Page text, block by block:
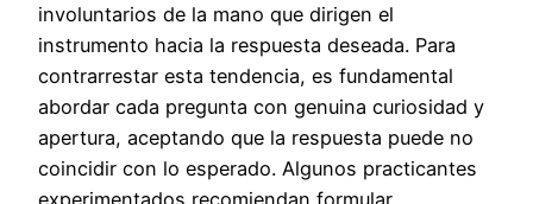
involuntarios de la mano que dirigen el
instrumento hacia la respuesta deseada. Para
contrarrestar esta tendencia, es fundamental
abordar cada pregunta con genuina curiosidad y
apertura, aceptando que la respuesta puede no
coincidir con lo esperado. Algunos practicantes
experimentados recomiendan formular